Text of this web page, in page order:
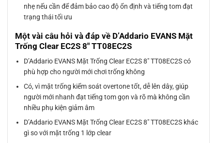
nhẹ nếu cần để đảm bảo cao độ ổn định và tiếng tom đạt
trạng thái tối ưu
Một vài câu hỏi và đáp về D’Addario EVANS Mặt
Trống Clear EC2S 8″ TT08EC2S
D’Addario EVANS Mặt Trống Clear EC2S 8″ TT08EC2S có
phù hợp cho người mới chơi trống không
Có, vì mặt trống kiểm soát overtone tốt, dễ lên dây, giúp
người mới nhanh đạt tiếng tom gọn và rõ mà không cần
nhiều phụ kiện giảm âm
D’Addario EVANS Mặt Trống Clear EC2S 8″ TT08EC2S khác
gì so với mặt trống 1 lớp clear